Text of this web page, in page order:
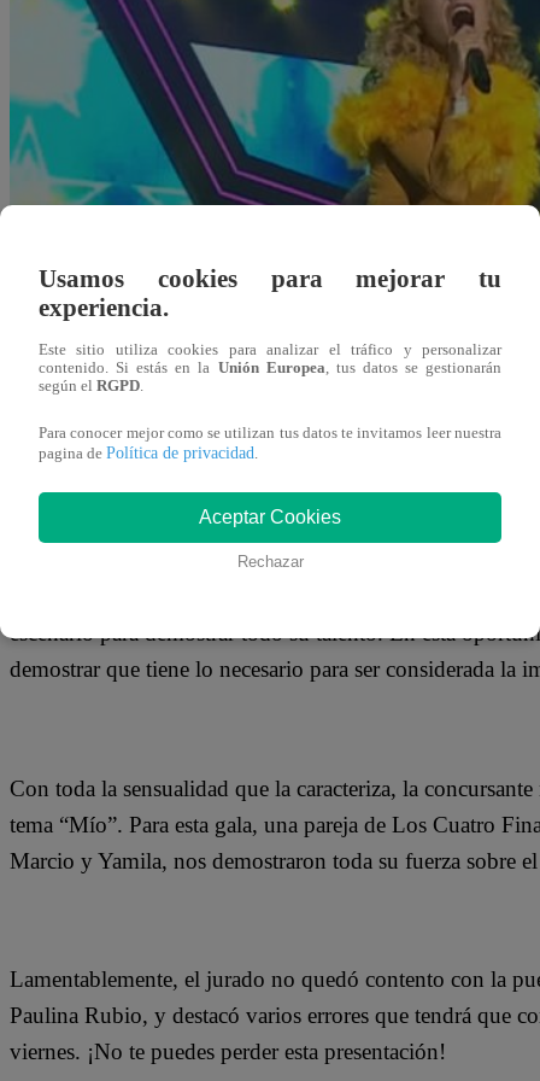
03 de octubre 2018
escenario para demostrar todo su talento. En esta
demostrar que tiene lo necesario para ser considerada la
Con toda la sensualidad que la caracteriza, la
tema “Mío”. Para esta gala, una pareja de Los Cuatro
Marcio y Yamila, nos demostraron toda su fuerza sobre
Lamentablemente, el jurado no quedó contento con la
Paulina Rubio, y destacó varios errores que tendrá que
viernes. ¡No te puedes perder esta presentación!
Usamos cookies para mejorar tu
experiencia.
Este sitio utiliza cookies para analizar el tráfico y personalizar
contenido. Si estás en la Unión Europea, tus datos se gestionarán
según el RGPD.
Para conocer mejor como se utilizan tus datos te invitamos leer nuestra
pagina de Política de privacidad.
Aceptar Cookies
Rechazar